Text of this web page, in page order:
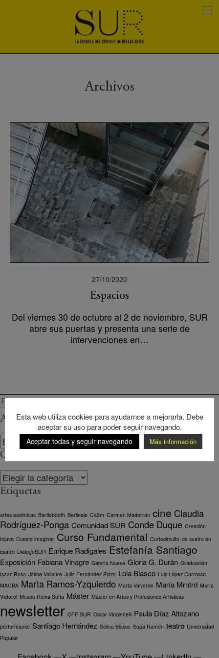
Archivos
27/10/2020
Espacios
Del viernes 30 de octubre al 2 de noviembre, SUR
abre sus puertas y presenta una serie de
intervenciones en…
Buscar
Archivos
Archivos
Categorías
Categorías
Etiquetas
artes escénicas Bartlebooth Berlinale Ca2m Carmen Madorrán cine Claudia
Rodríguez-Ponga Comunidad SUR Conde Duque Creación
Injuve Cuesta imaginar Curso Fundamental Curtocircuito de cuatro en
cuatro DiálogoSUR Enrique Radigales Estefanía Santiago
Exposición Fabiana Vinagre Galería Nueva Gloria G. Durán Graduación
Isaac Rosa Jaime Vallaure Julia Fernández Plaza Lola Blasco Luis López Carrasco
MACBA Marta Ramos-Yzquierdo Marta Valverde María Mrntrd María
Victorel Museo Reina Sofía Máster Máster en Artes y Profesiones Artísticas
newsletter OFF SUR Oscar Vincentelli Paula Díaz Altozano
performance Santiago Hernández Selina Blasco Sopa Ramen teatro Universidad
Popular
Esta web utiliza cookies para ayudarnos a mejorarla. Debe
aceptar su uso para poder seguir navegando.
Aceptar todas y seguir navegando Más información